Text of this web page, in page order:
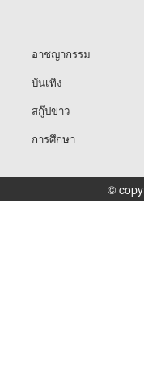
อาชญากรรม
บันเทิง
สกู๊ปข่าว
การศึกษา
©